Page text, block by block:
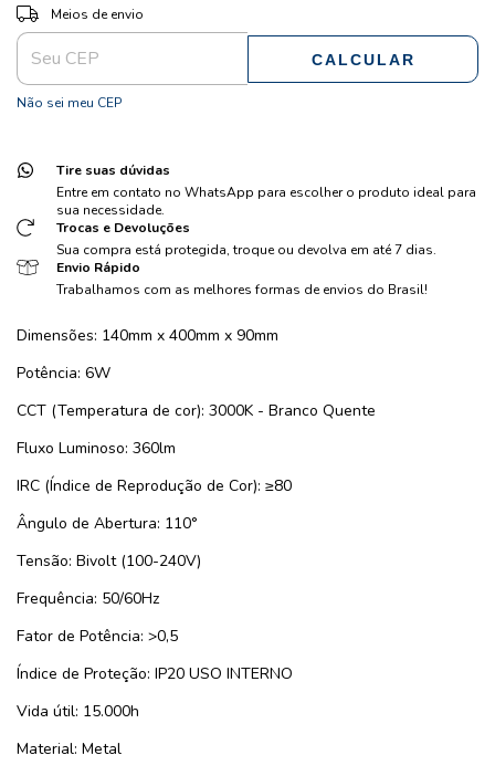
Entregas para o CEP:
Meios de envio
CALCULAR
Não sei meu CEP
Tire suas dúvidas
Entre em contato no WhatsApp para escolher o produto ideal para
sua necessidade.
Trocas e Devoluções
Sua compra está protegida, troque ou devolva em até 7 dias.
Envio Rápido
Trabalhamos com as melhores formas de envios do Brasil!
Dimensões: 140mm x 400mm x 90mm
Potência: 6W
CCT (Temperatura de cor): 3000K - Branco Quente
Fluxo Luminoso: 360lm
IRC (Índice de Reprodução de Cor): ≥80
Ângulo de Abertura: 110°
Tensão: Bivolt (100-240V)
Frequência: 50/60Hz
Fator de Potência: >0,5
Índice de Proteção: IP20 USO INTERNO
Vida útil: 15.000h
Material: Metal